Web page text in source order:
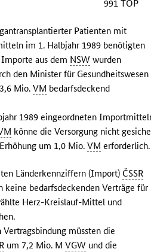
991 TOP
Patienten mit
im 1. Halbjahr 1989 benötigten
aus dem NSW wurden
den Minister für Gesundheitswesen
Mio.VM bedarfsdeckend
1989 eingeordneten
könne die Versorgung nicht
um 1,0 Mio.VM erforderlich.
Länderkennziffern (Import) ČSSR
keine bedarfsdeckenden Verträge für
Herz-Kreislauf-Mittel und
müssten die
um 7,2 Mio. MVGW und die